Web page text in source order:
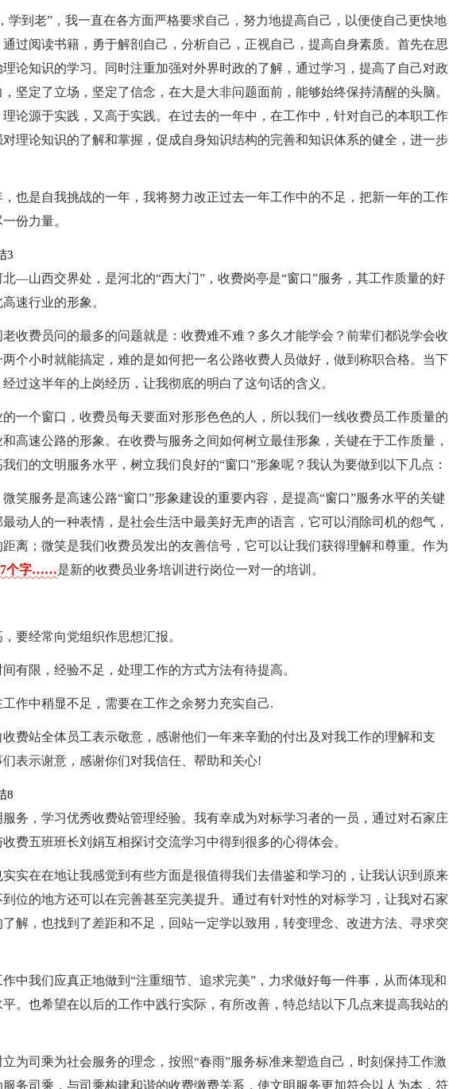
学到老”，我一直在各方面严格要求自己，努力地提高自己，以便使自己更快地
过阅读书籍，勇于解剖自己，分析自己，正视自己，提高自身素质。首先在思
论知识的学习。同时注重加强对外界时政的了解，通过学习，提高了自己对政
坚定了立场，坚定了信念，在大是大非问题面前，能够始终保持清醒的头脑。
论源于实践，又高于实践。在过去的一年中，在工作中，针对自己的本职工作
理论知识的了解和掌握，促成自身知识结构的完善和知识体系的健全，进一步
也是自我挑战的一年，我将努力改正过去一年工作中的不足，把新一年的工作
份力量。
3
—山西交界处，是河北的“西大门”，收费岗亭是“窗口”服务，其工作质量的好
速行业的形象。
收费员问的最多的问题就是：收费难不难？多久才能学会？前辈们都说学会收
个小时就能搞定，难的是如何把一名公路收费人员做好，做到称职合格。当下
过这半年的上岗经历，让我彻底的明白了这句话的含义。
一个窗口，收费员每天要面对形形色色的人，所以我们一线收费员工作质量的
高速公路的形象。在收费与服务之间如何树立最佳形象，关键在于工作质量，
们的文明服务水平，树立我们良好的“窗口”形象呢？我认为要做到以下几点：
笑服务是高速公路“窗口”形象建设的重要内容，是提高“窗口”服务水平的关键
动人的一种表情，是社会生活中最美好无声的语言，它可以消除司机的怨气，
离；微笑是我们收费员发出的友善信号，它可以让我们获得理解和尊重。作为
个字……是新的收费员业务培训进行岗位一对一的培训。
要经常向党组织作思想汇报。
有限，经验不足，处理工作的方式方法有待提高。
作中稍显不足，需要在工作之余努力充实自己.
费站全体员工表示敬意，感谢他们一年来辛勤的付出及对我工作的理解和支
表示谢意，感谢你们对我信任、帮助和关心!
8
务，学习优秀收费站管理经验。我有幸成为对标学习者的一员，通过对石家庄
费五班班长刘娟互相探讨交流学习中得到很多的心得体会。
实在在地让我感觉到有些方面是很值得我们去借鉴和学习的，让我认识到原来
位的地方还可以在完善甚至完美提升。通过有针对性的对标学习，让我对石家
解，也找到了差距和不足，回站一定学以致用，转变理念、改进方法、寻求突
中我们应真正地做到“注重细节、追求完美”，力求做好每一件事，从而体现和
。也希望在以后的工作中践行实际，有所改善，特总结以下几点来提高我站的
为司乘为社会服务的理念，按照“春雨”服务标准来塑造自己，时刻保持工作激
务司乘，与司乘构建和谐的收费缴费关系，使文明服务更加符合以人为本，符